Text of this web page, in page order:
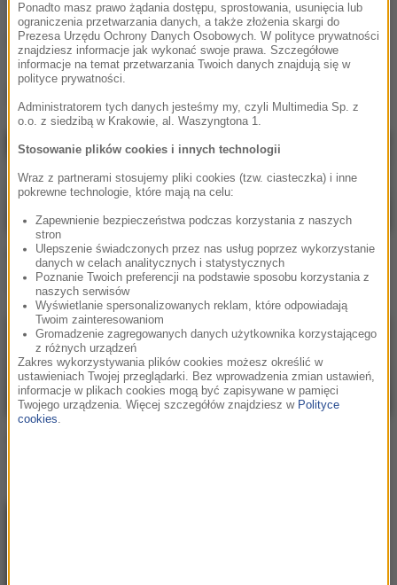
Podziel się:
Avicii / Sandro Cavazza
Forever Yours (Tim's 2016
Ibiza Version)
Kygo / Sandro Cavazza
Hold On Me
Ponadto masz prawo żądania dostępu, sprostowania, usunięcia lub
ograniczenia przetwarzania danych, a także złożenia skargi do
Prezesa Urzędu Ochrony Danych Osobowych. W polityce prywatności
znajdziesz informacje jak wykonać swoje prawa. Szczegółowe
informacje na temat przetwarzania Twoich danych znajdują się w
polityce prywatności.
Administratorem tych danych jesteśmy my, czyli Multimedia Sp. z
o.o. z siedzibą w Krakowie, al. Waszyngtona 1.
Stosowanie plików cookies i innych technologii
Wraz z partnerami stosujemy pliki cookies (tzw. ciasteczka) i inne
pokrewne technologie, które mają na celu:
Zapewnienie bezpieczeństwa podczas korzystania z naszych
stron
Ulepszenie świadczonych przez nas usług poprzez wykorzystanie
danych w celach analitycznych i statystycznych
Poznanie Twoich preferencji na podstawie sposobu korzystania z
naszych serwisów
Wyświetlanie spersonalizowanych reklam, które odpowiadają
Twoim zainteresowaniom
Gromadzenie zagregowanych danych użytkownika korzystającego
z różnych urządzeń
Zakres wykorzystywania plików cookies możesz określić w
ustawieniach Twojej przeglądarki. Bez wprowadzenia zmian ustawień,
informacje w plikach cookies mogą być zapisywane w pamięci
Twojego urządzenia. Więcej szczegółów znajdziesz w Polityce
cookies